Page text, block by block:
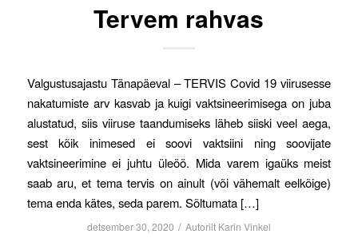
Tervem rahvas
Valgustusajastu Tänapäeval – TERVIS Covid 19 viirusesse
nakatumiste arv kasvab ja kuigi vaktsineerimisega on juba
alustatud, siis viiruse taandumiseks läheb siiski veel aega,
sest kõik inimesed ei soovi vaktsiini ning soovijate
vaktsineerimine ei juhtu üleöö. Mida varem igaüks meist
saab aru, et tema tervis on ainult (või vähemalt eelkõige)
tema enda kätes, seda parem. Sõltumata […]
detsember 30, 2020 / Autorilt Karin Vinkel